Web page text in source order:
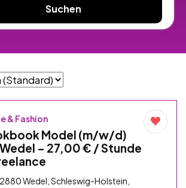
Suchen
& Fashion
Model (m/w/d)
– 27,00 € / Stunde
Wedel, Schleswig-Holstein,